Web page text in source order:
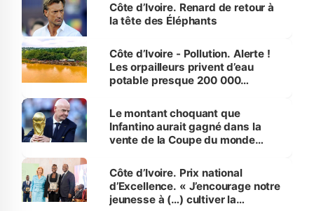
Côte d’Ivoire. Renard de retour à
la tête des Éléphants
Côte d’Ivoire - Pollution. Alerte !
Les orpailleurs privent d’eau
potable presque 200 000
Le montant choquant que
Infantino aurait gagné dans la
vente de la Coupe du monde
Côte d’Ivoire. Prix national
d’Excellence. « J’encourage notre
jeunesse à (…) cultiver la